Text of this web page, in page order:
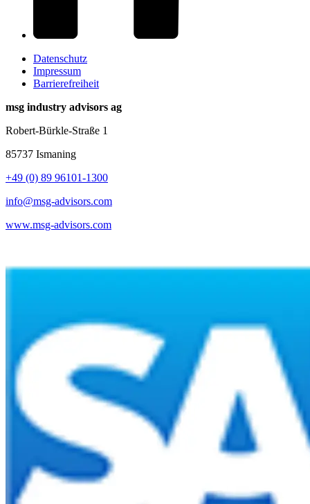
Datenschutz
Impressum
Barrierefreiheit
msg industry advisors ag
Robert-Bürkle-Straße 1
85737 Ismaning
+49 (0) 89 96101-1300
info@msg-advisors.com
www.msg-advisors.com